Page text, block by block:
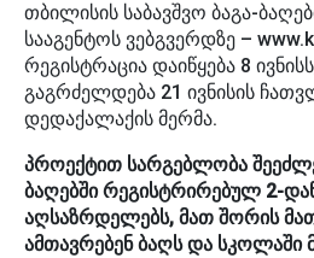
თბილისის საბავშვო ბაგა-
სააგენტოს ვებგვერდზე –
რეგისტრაცია დაიწყება 8
გაგრძელდება 21 ივნისის
დედაქალაქის მერმა.
პროექტით სარგებლობა
ბაღებში რეგისტრირებულ 2-
აღსაზრდელებს, მათ შორის
ამთავრებენ ბაღს და სკოლაში